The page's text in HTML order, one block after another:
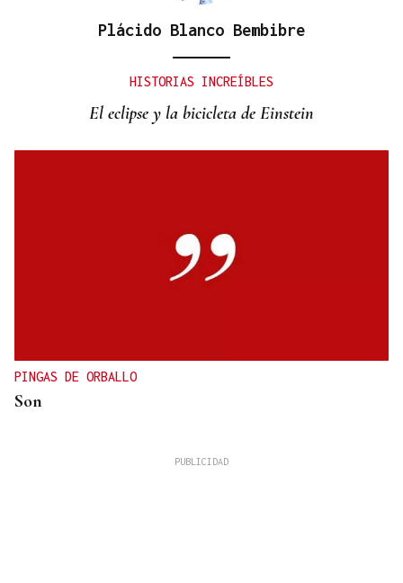
Plácido Blanco Bembibre
HISTORIAS INCREÍBLES
El eclipse y la bicicleta de Einstein
PINGAS DE ORBALLO
Son